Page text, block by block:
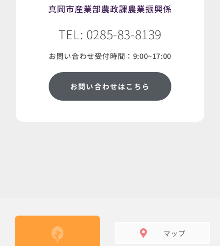
真岡市産業部農政課農業振興係
TEL: 0285-83-8139
お問い合わせ受付時間：9:00~17:00
お問い合わせはこちら
マップ